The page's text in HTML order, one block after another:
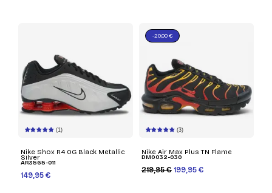
(1)
Nike Shox R4 OG Black Metallic
Silver
AR3565-011
149,95 €
(3)
Nike Air Max Plus TN Flame
DM0032-030
219,95 € 199,95 €
-20,00 €